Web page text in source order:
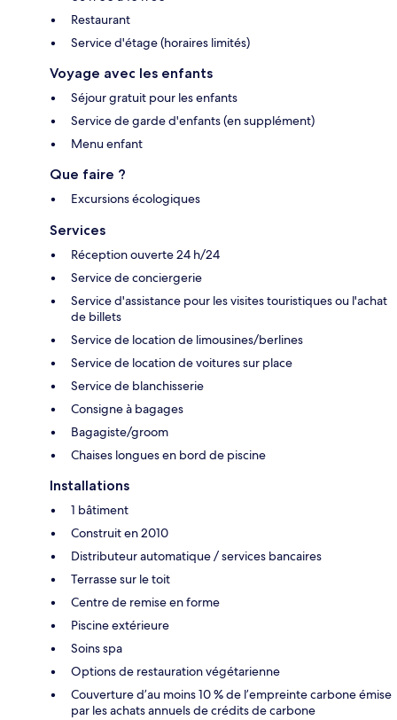
Restaurant
Service d'étage (horaires limités)
Voyage avec les enfants
Séjour gratuit pour les enfants
Service de garde d'enfants (en supplément)
Menu enfant
Que faire ?
Excursions écologiques
Services
Réception ouverte 24 h/24
Service de conciergerie
Service d'assistance pour les visites touristiques ou l'achat
de billets
Service de location de limousines/berlines
Service de location de voitures sur place
Service de blanchisserie
Consigne à bagages
Bagagiste/groom
Chaises longues en bord de piscine
Installations
1 bâtiment
Construit en 2010
Distributeur automatique / services bancaires
Terrasse sur le toit
Centre de remise en forme
Piscine extérieure
Soins spa
Options de restauration végétarienne
Couverture d’au moins 10 % de l’empreinte carbone émise
par les achats annuels de crédits de carbone